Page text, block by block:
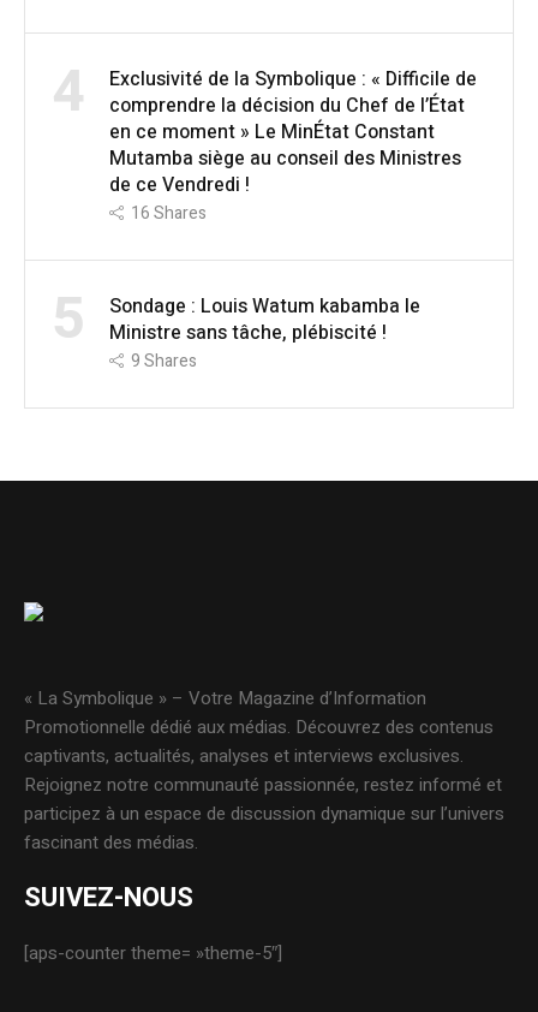
4
Exclusivité de la Symbolique : « Difficile de
comprendre la décision du Chef de l’État
en ce moment » Le MinÉtat Constant
Mutamba siège au conseil des Ministres
de ce Vendredi !
16Shares
5
Sondage : Louis Watum kabamba le
Ministre sans tâche, plébiscité !
9Shares
« La Symbolique » – Votre Magazine d’Information
Promotionnelle dédié aux médias. Découvrez des contenus
captivants, actualités, analyses et interviews exclusives.
Rejoignez notre communauté passionnée, restez informé et
participez à un espace de discussion dynamique sur l’univers
fascinant des médias.
SUIVEZ-NOUS
[aps-counter theme= »theme-5″]